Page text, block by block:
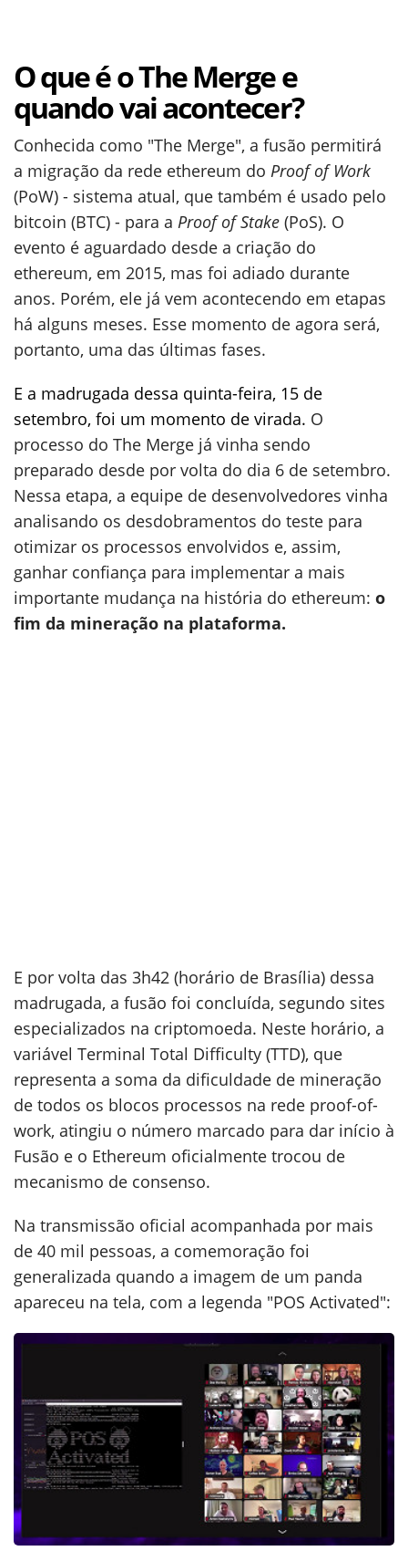
O que é o The Merge e
quando vai acontecer?
Conhecida como "The Merge", a fusão permitirá
a migração da rede ethereum do Proof of Work
(PoW) - sistema atual, que também é usado pelo
bitcoin (BTC) - para a Proof of Stake (PoS). O
evento é aguardado desde a criação do
ethereum, em 2015, mas foi adiado durante
anos. Porém, ele já vem acontecendo em etapas
há alguns meses. Esse momento de agora será,
portanto, uma das últimas fases.
E a madrugada dessa quinta-feira, 15 de
setembro, foi um momento de virada. O
processo do The Merge já vinha sendo
preparado desde por volta do dia 6 de setembro.
Nessa etapa, a equipe de desenvolvedores vinha
analisando os desdobramentos do teste para
otimizar os processos envolvidos e, assim,
ganhar confiança para implementar a mais
importante mudança na história do ethereum: o
fim da mineração na plataforma.
E por volta das 3h42 (horário de Brasília) dessa
madrugada, a fusão foi concluída, segundo sites
especializados na criptomoeda. Neste horário, a
variável Terminal Total Difficulty (TTD), que
representa a soma da dificuldade de mineração
de todos os blocos processos na rede proof-of-
work, atingiu o número marcado para dar início à
Fusão e o Ethereum oficialmente trocou de
mecanismo de consenso.
Na transmissão oficial acompanhada por mais
de 40 mil pessoas, a comemoração foi
generalizada quando a imagem de um panda
apareceu na tela, com a legenda "POS Activated":